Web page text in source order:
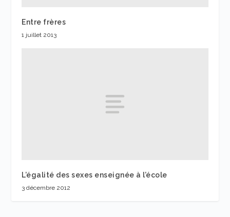
Entre frères
1 juillet 2013
L’égalité des sexes enseignée à l’école
3 décembre 2012